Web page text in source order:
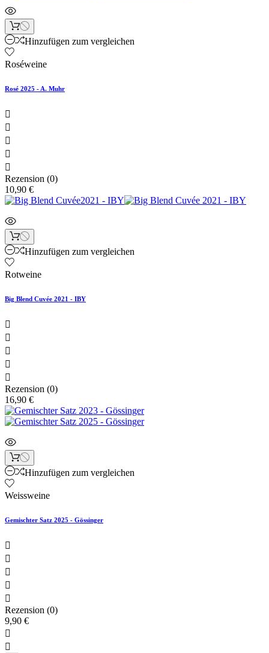
Hinzufügen zum vergleichen
Roséweine
Rosé 2025 - A. Muhr





Rezension (0)
10,90 €
Hinzufügen zum vergleichen
Rotweine
Big Blend Cuvée 2021 - IBY





Rezension (0)
16,90 €
Hinzufügen zum vergleichen
Weissweine
Gemischter Satz 2025 - Gössinger





Rezension (0)
9,90 €

